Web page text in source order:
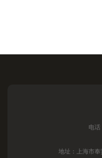
电
地址：上海市